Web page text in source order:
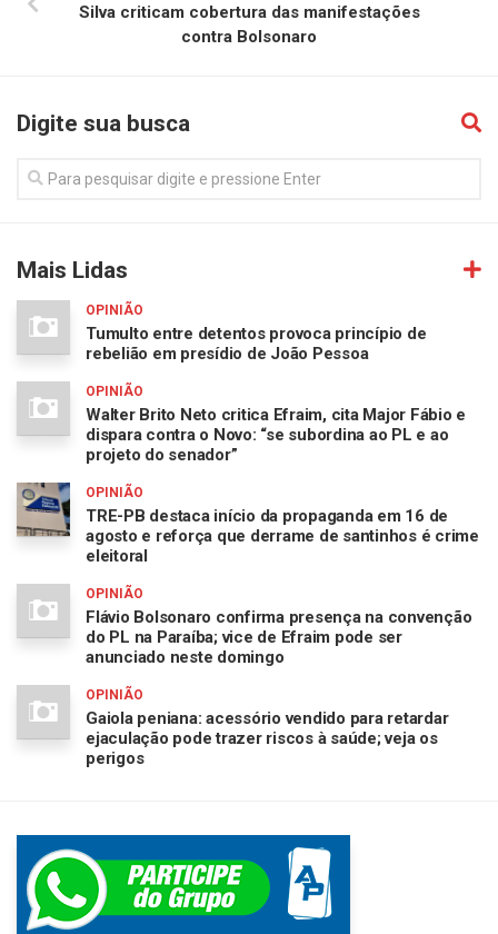
Silva criticam cobertura das manifestações
contra Bolsonaro
Digite sua busca
Mais Lidas
OPINIÃO
Tumulto entre detentos provoca princípio de
rebelião em presídio de João Pessoa
OPINIÃO
Walter Brito Neto critica Efraim, cita Major Fábio e
dispara contra o Novo: “se subordina ao PL e ao
projeto do senador”
OPINIÃO
TRE-PB destaca início da propaganda em 16 de
agosto e reforça que derrame de santinhos é crime
eleitoral
OPINIÃO
Flávio Bolsonaro confirma presença na convenção
do PL na Paraíba; vice de Efraim pode ser
anunciado neste domingo
OPINIÃO
Gaiola peniana: acessório vendido para retardar
ejaculação pode trazer riscos à saúde; veja os
perigos